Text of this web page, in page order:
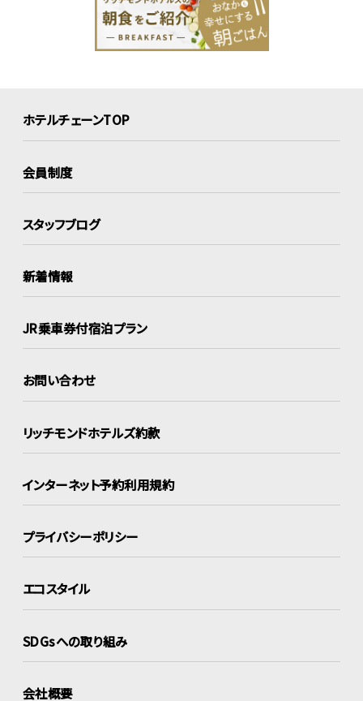
ホテルチェーンTOP
会員制度
スタッフブログ
新着情報
JR乗車券付宿泊プラン
お問い合わせ
リッチモンドホテルズ約款
インターネット予約利用規約
プライバシーポリシー
エコスタイル
SDGsへの取り組み
会社概要